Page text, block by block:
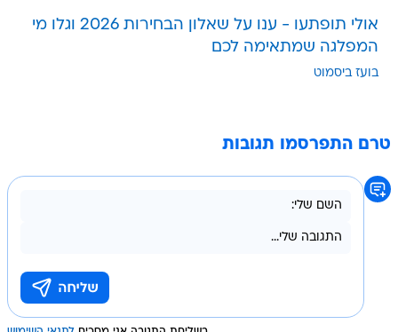
אולי תופתעו - ענו על שאלון הבחירות 2026 וגלו מי
המפלגה שמתאימה לכם
בועז ביסמוט
טרם התפרסמו תגובות